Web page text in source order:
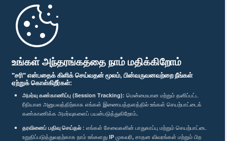
உங்கள் அந்தரங்கத்தை நாம் மதிக்கிறோம்
"சரி" என்பதைக் கிளிக் செய்வதன் மூலம், பின்வருவனவற்றை நீங்கள்
ஏற்றுக் கொள்கிறீர்கள்:
அமர்வு கண்காணிப்பு (Session Tracking): மென்மையான மற்றும் தனிப்பட்ட
ரீதியான அனுபவத்திற்காக எங்கள் இணையத்தளத்தில் உங்கள் செயற்பாட்டைக்
கண்காணிக்க அமர்வுகளைப் பயன்படுத்துகிறோம்.
தரவினைப் பதிவு செய்தல் : எங்கள் சேவைகளின் பாதுகாப்பு மற்றும் செயற்பாட்டை
உறுதிப்படுத்துவதற்காக நாம் உங்களது IP முகவரி, சாதன விவரங்கள் மற்றும் பிற
பி.ப. 2:33 - பி.ப. 2:41
பி.ப. 2:41 - பி.ப. 2:52
பி.ப. 2:52 - பி.ப. 3:02
முதற்பக்கம்
பாராளுமன்ற கையடக்க செயலி
எம்மை பின்தொடர்க :
விருதுகள்